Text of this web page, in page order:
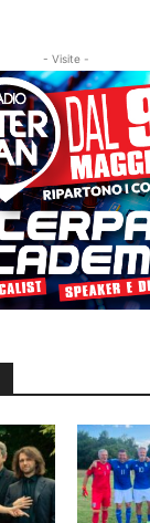
- Visite -